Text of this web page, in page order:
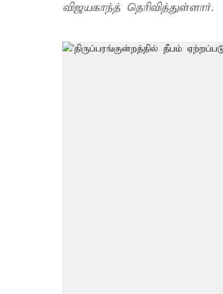
விஜயகாந்த் தெரிவித்துள்ளார்.